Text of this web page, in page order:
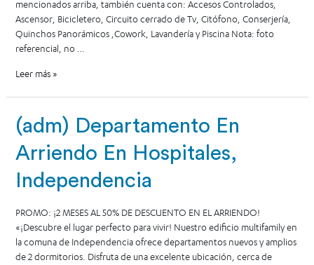
mencionados arriba, también cuenta con: Accesos Controlados,
Ascensor, Bicicletero, Circuito cerrado de Tv, Citófono, Conserjería,
Quinchos Panorámicos ,Cowork, Lavandería y Piscina Nota: foto
referencial, no …
Leer más »
(adm) Departamento En
Arriendo En Hospitales,
Independencia
PROMO: ¡2 MESES AL 50% DE DESCUENTO EN EL ARRIENDO!
«¡Descubre el lugar perfecto para vivir! Nuestro edificio multifamily en
la comuna de Independencia ofrece departamentos nuevos y amplios
de 2 dormitorios. Disfruta de una excelente ubicación, cerca de